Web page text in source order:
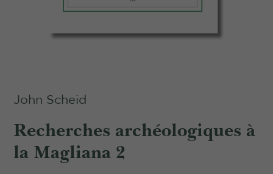
John Scheid
Recherches archéologiques à
la Magliana 2